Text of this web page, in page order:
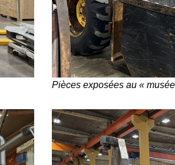
Pièces exposées au «